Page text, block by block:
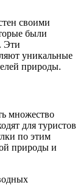
своими
были
Эти
уникальные
природы.
множество
для туристов
по этим
природы и